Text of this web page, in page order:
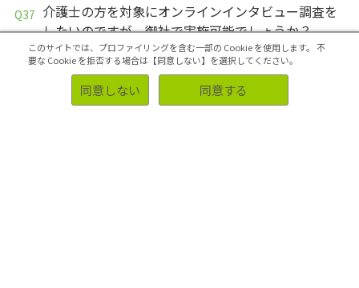
介護士の方を対象にオンラインインタビュー調査を
したいのですが、御社で実施可能でしょうか？
看護師の方を対象にオンラインインタビュー調査を
したいのですが、御社で実施可能でしょうか？
医療事務の方を対象にアンケート調査をしたいので
このサイトでは、プロファイリングを含む一部の Cookie を使用します。 不
要な Cookie を拒否する場合は【同意しない】を選択してください。
同意しない 同意する